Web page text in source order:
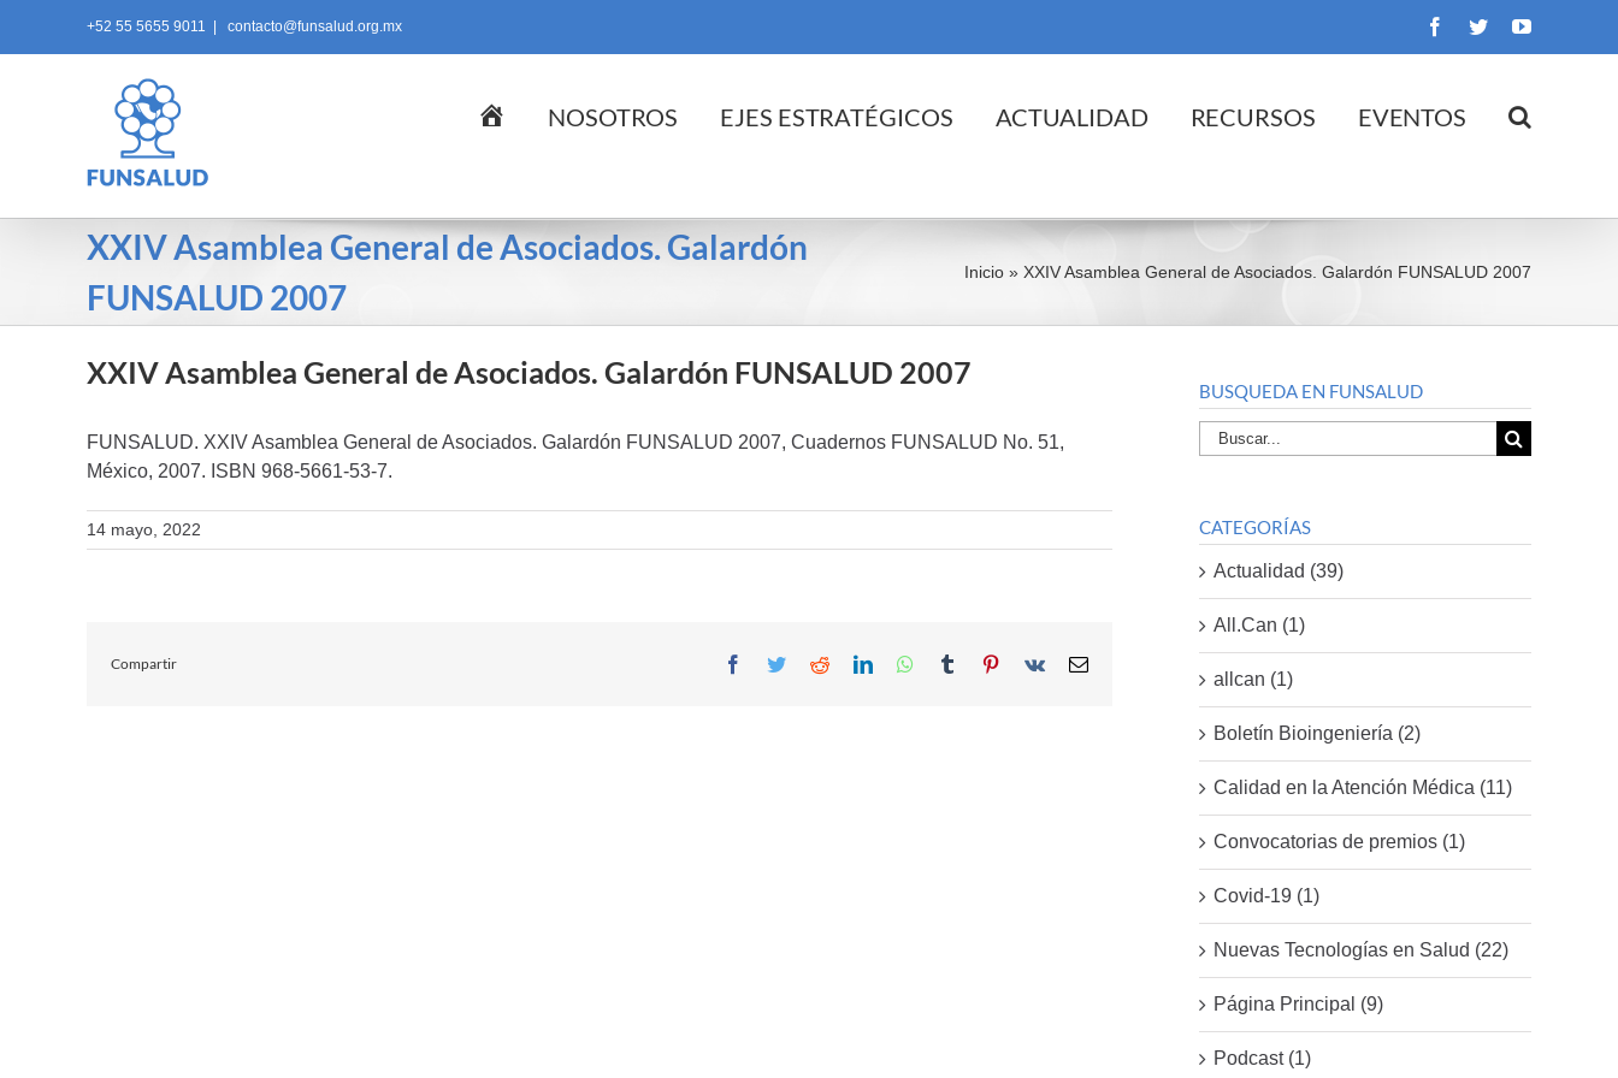
+52 55 5655 9011 contacto@funsalud.org.mx Facebook
TwitterYouTube
InicioNOSOTROS EJES ESTRATÉGICOS ACTUALIDAD RECURSOS EVENTOS
XXIV Asamblea General de Asociados. Galardón
FUNSALUD 2007
Inicio » XXIV Asamblea General de Asociados. Galardón FUNSALUD 2007
XXIV Asamblea General de Asociados. Galardón FUNSALUD 2007
FUNSALUD. XXIV Asamblea General de Asociados. Galardón FUNSALUD 2007, Cuadernos FUNSALUD No. 51,
México, 2007. ISBN 968-5661-53-7.
14 mayo, 2022
Compartir Facebook
TwitterRedditLinkedInWhatsApp
Tumblr Pinterest
Vk Email
BUSQUEDA EN FUNSALUD
Buscar
por:
CATEGORÍAS
Actualidad (39)
All.Can (1)
allcan (1)
Boletín Bioingeniería (2)
Calidad en la Atención Médica (11)
Convocatorias de premios (1)
Covid-19 (1)
Nuevas Tecnologías en Salud (22)
Página Principal (9)
Podcast (1)